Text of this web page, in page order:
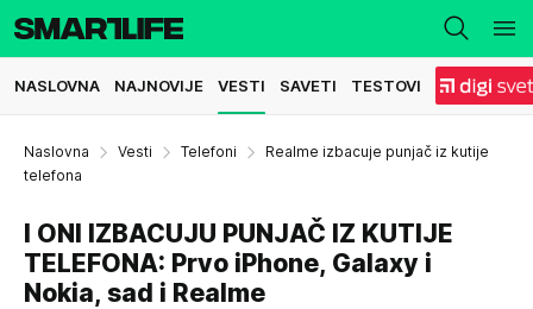
NASLOVNA NAJNOVIJE VESTI SAVETI TESTOVI
Naslovna Vesti Telefoni
Realme izbacuje punjač iz kutije
telefona
I ONI IZBACUJU PUNJAČ IZ KUTIJE
TELEFONA: Prvo iPhone, Galaxy i
Nokia, sad i Realme